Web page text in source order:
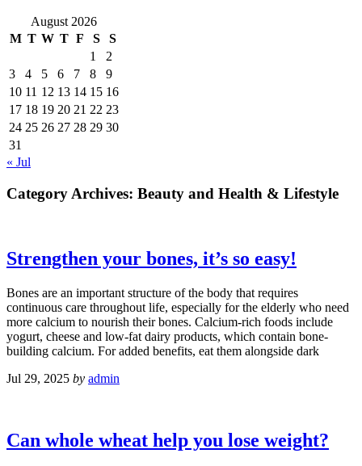
August 2026
M T W T F S
S
1
2
3
4 5 6 7 8
9
10 11 12 13 14 15 16
17 18 19 20 21 22 23
24 25 26 27 28 29 30
31
« Jul
Category Archives: Beauty and Health & Lifestyle
Strengthen your bones, it’s so easy!
Bones are an important structure of the body that requires
continuous care throughout life, especially for the elderly who need
more calcium to nourish their bones. Calcium-rich foods include
yogurt, cheese and low-fat dairy products, which contain bone-
building calcium. For added benefits, eat them alongside dark
Jul 29, 2025 by admin
Can whole wheat help you lose weight?